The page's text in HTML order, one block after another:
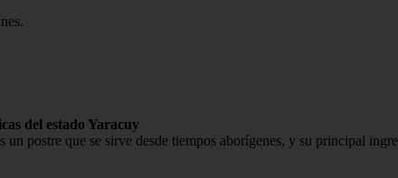
del estado Yaracuy
un postre que se sirve desde tiempos aborígenes, y su principal